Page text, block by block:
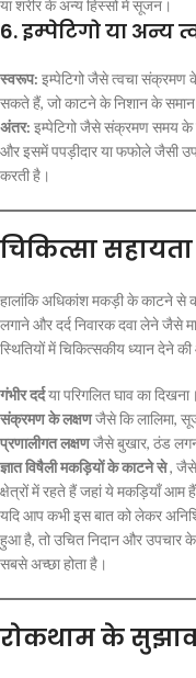
या शरीर के अन्य हिस्सों में सूजन।
6. इम्पेटिगो या अन्य
स्वरूप: इम्पेटिगो जैसे त्वचा संक्रमण
सकते हैं, जो काटने के निशान के समान
अंतर: इम्पेटिगो जैसे संक्रमण समय के
और इसमें पपड़ीदार या फफोले जैसी
करती है।
चिकित्सा
हालांकि अधिकांश मकड़ी के काटने से
लगाने और दर्द निवारक दवा लेने जैसे
स्थितियों में चिकित्सकीय ध्यान देने
गंभीर दर्दया परिगलित घाव का दिखना।
संक्रमण के लक्षणजैसे कि लालिमा,
प्रणालीगत लक्षणजैसे बुखार, ठंड
ज्ञात विषैली मकड़ियों के काटने से, जैसे
क्षेत्रों में रहते हैं जहां ये मकड़ियाँ आम
यदि आप कभी इस बात को लेकर
हुआ है, तो उचित निदान और उपचार के
सबसे अच्छा होता है।
रोकथाम के